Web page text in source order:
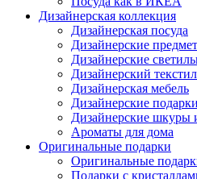
Дизайнерская коллекция
Дизайнерская посуда
Дизайнерские
Дизайнерские
Дизайнерский
Дизайнерская мебель
Дизайнерские
Дизайнерские шкуры
Ароматы для дома
Оригинальные подарки
Оригинальные
Подарки с